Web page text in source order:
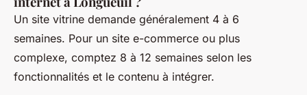
Un site vitrine demande généralement 4 à 6
semaines. Pour un site e-commerce ou plus
complexe, comptez 8 à 12 semaines selon les
fonctionnalités et le contenu à intégrer.